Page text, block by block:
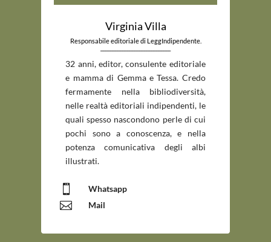
Virginia Villa
Responsabile editoriale di LeggIndipendente.
_____________________________
32 anni, editor, consulente editoriale
e mamma di Gemma e Tessa. Credo
fermamente nella bibliodiversità,
nelle realtà editoriali indipendenti, le
quali spesso nascondono perle di cui
pochi sono a conoscenza, e nella
potenza comunicativa degli albi
illustrati.
 Whatsapp
 Mail